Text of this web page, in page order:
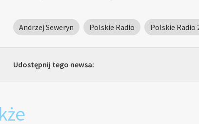
Andrzej Seweryn Polskie Radio Polskie Radio
Udostępnij tego newsa: